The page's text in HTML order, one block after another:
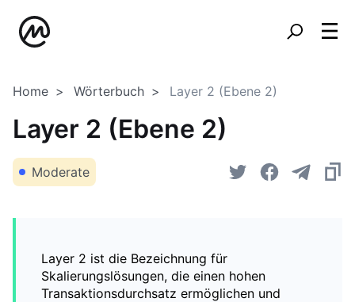
Home Wörterbuch Layer 2 (Ebene 2)
Layer 2 (Ebene 2)
Moderate
Layer 2 ist die Bezeichnung für
Skalierungslösungen, die einen hohen
Transaktionsdurchsatz ermöglichen und